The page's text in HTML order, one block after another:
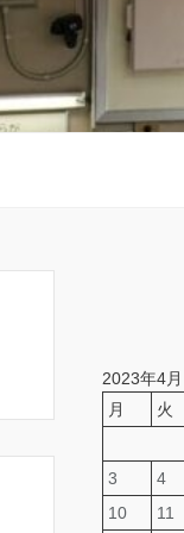
2023年4月
月
火
3
4
10
11